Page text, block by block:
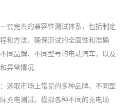
套完善的兼容性测试体系，包括制定
和方法，确保测试的全面性和准确
同品牌、不同型号的电动汽车，以及
异常情况.
：选取市场上常见的多种品牌、不同型
充电测试，模拟各种不同的充电场